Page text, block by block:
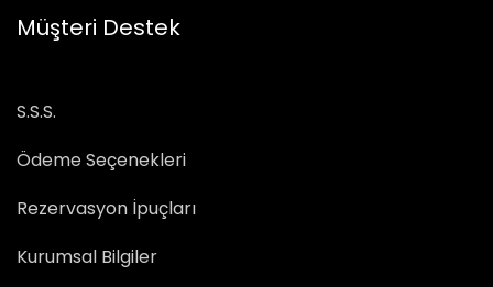
Müşteri Destek
S.S.S.
Ödeme Seçenekleri
Rezervasyon İpuçları
Kurumsal Bilgiler